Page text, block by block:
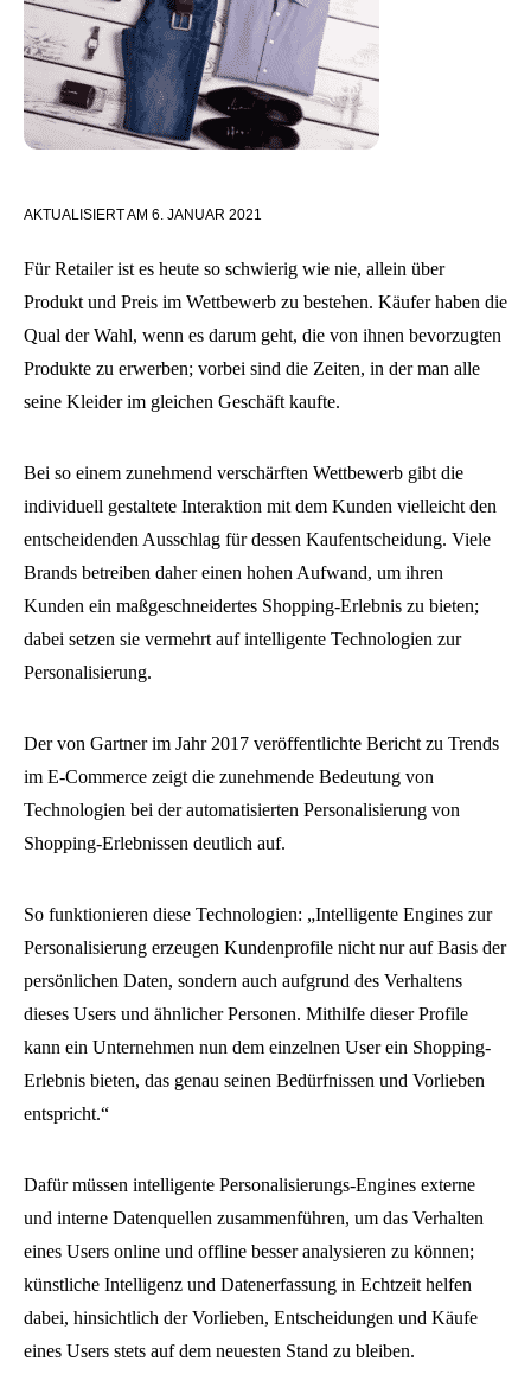
AKTUALISIERT AM 6. JANUAR 2021
Für Retailer ist es heute so schwierig wie nie, allein über
Produkt und Preis im Wettbewerb zu bestehen. Käufer haben die
Qual der Wahl, wenn es darum geht, die von ihnen bevorzugten
Produkte zu erwerben; vorbei sind die Zeiten, in der man alle
seine Kleider im gleichen Geschäft kaufte.
Bei so einem zunehmend verschärften Wettbewerb gibt die
individuell gestaltete Interaktion mit dem Kunden vielleicht den
entscheidenden Ausschlag für dessen Kaufentscheidung. Viele
Brands betreiben daher einen hohen Aufwand, um ihren
Kunden ein maßgeschneidertes Shopping-Erlebnis zu bieten;
dabei setzen sie vermehrt auf intelligente Technologien zur
Personalisierung.
Der von Gartner im Jahr 2017 veröffentlichte Bericht zu Trends
im E-Commerce zeigt die zunehmende Bedeutung von
Technologien bei der automatisierten Personalisierung von
Shopping-Erlebnissen deutlich auf.
So funktionieren diese Technologien: „Intelligente Engines zur
Personalisierung erzeugen Kundenprofile nicht nur auf Basis der
persönlichen Daten, sondern auch aufgrund des Verhaltens
dieses Users und ähnlicher Personen. Mithilfe dieser Profile
kann ein Unternehmen nun dem einzelnen User ein Shopping-
Erlebnis bieten, das genau seinen Bedürfnissen und Vorlieben
entspricht.“
Dafür müssen intelligente Personalisierungs-Engines externe
und interne Datenquellen zusammenführen, um das Verhalten
eines Users online und offline besser analysieren zu können;
künstliche Intelligenz und Datenerfassung in Echtzeit helfen
dabei, hinsichtlich der Vorlieben, Entscheidungen und Käufe
eines Users stets auf dem neuesten Stand zu bleiben.